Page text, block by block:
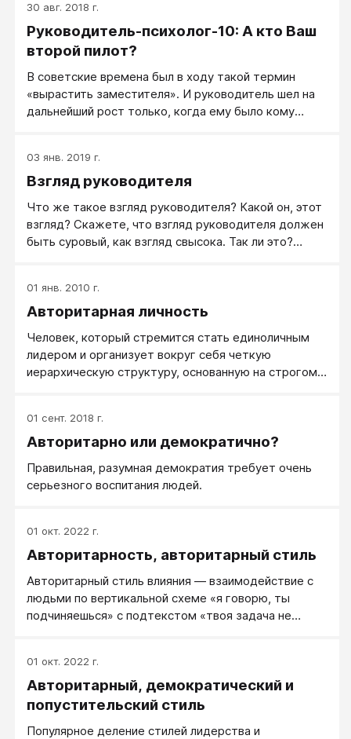
хочешь добиться успеха. За каждой из этих глав
стоят осмысленные действия, чья-то боль,
мучения, радости, удачный и неудачный опыт,
результат.
30 авг. 2018 г.
Руководитель-психолог-10: А кто Ваш
второй пилот?
В советские времена был в ходу такой термин
«вырастить заместителя». И руководитель шел на
дальнейший рост только, когда ему было кому
03 янв. 2019 г.
Взгляд руководителя
Что же такое взгляд руководителя? Какой он, этот
взгляд? Скажете, что взгляд руководителя должен
быть суровый, как взгляд свысока. Так ли это?
01 янв. 2010 г.
Авторитарная личность
Человек, который стремится стать единоличным
лидером и организует вокруг себя четкую
иерархическую структуру, основанную на строгом
01 сент. 2018 г.
Авторитарно или демократично?
Правильная, разумная демократия требует очень
серьезного воспитания людей.
01 окт. 2022 г.
Авторитарность, авторитарный стиль
Авторитарный стиль влияния — взаимодействие с
людьми по вертикальной схеме «я говорю, ты
подчиняешься» с подтекстом «твоя задача не
01 окт. 2022 г.
Авторитарный, демократический и
попустительский стиль
Популярное деление стилей лидерства и